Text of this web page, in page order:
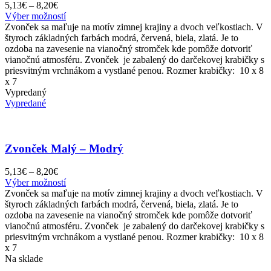
5,13€ – 8,20€Price
range:
5,13€
through
8,20€
Výber možnostíTento
produkt
má
viacero
variantov.
Možnosti
Zvonček sa maľuje na motív zimnej krajiny a dvoch veľkostiach. V
štyroch základných farbách modrá, červená, biela, zlatá. Je to
ozdoba na zavesenie na vianočný stromček kde pomôže dotvoriť
vianočnú atmosféru. Zvonček je zabalený do darčekovej krabičky s
priesvitným vrchnákom a vystlané penou. Rozmer krabičky: 10 x 8
x 7
Vypredaný
Vypredané
Zvonček Malý – Modrý
5,13€ – 8,20€Price
range:
5,13€
through
8,20€
Výber možnostíTento
produkt
má
viacero
variantov.
Možnosti
Zvonček sa maľuje na motív zimnej krajiny a dvoch veľkostiach. V
štyroch základných farbách modrá, červená, biela, zlatá. Je to
ozdoba na zavesenie na vianočný stromček kde pomôže dotvoriť
vianočnú atmosféru. Zvonček je zabalený do darčekovej krabičky s
priesvitným vrchnákom a vystlané penou. Rozmer krabičky: 10 x 8
x 7
Na sklade